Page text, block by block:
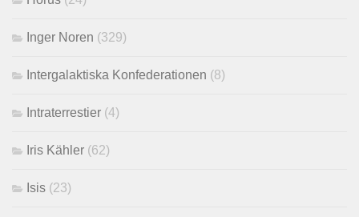
Inger Noren (329)
Intergalaktiska Konfederationen (8)
Intraterrestier (4)
Iris Kähler (62)
Isis (23)